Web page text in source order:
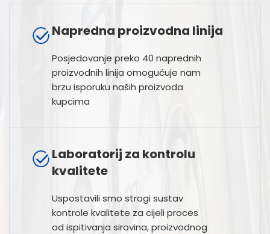
Napredna proizvodna linija
Posjedovanje preko 40 naprednih
proizvodnih linija omogućuje nam
brzu isporuku naših proizvoda
kupcima
Laboratorij za kontrolu
kvalitete
Uspostavili smo strogi sustav
kontrole kvalitete za cijeli proces
od ispitivanja sirovina, proizvodnog